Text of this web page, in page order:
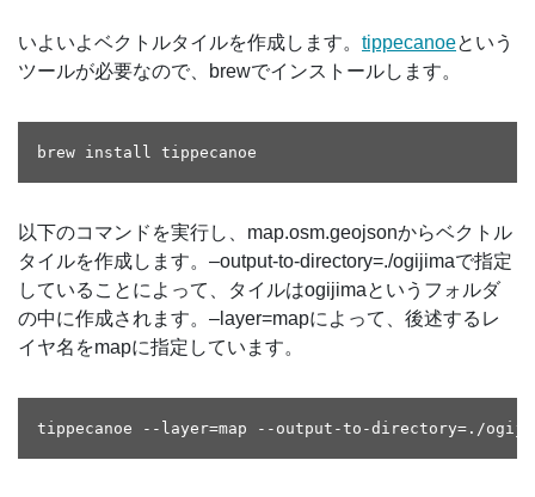
いよいよベクトルタイルを作成します。 tippecanoeという
ツールが必要なので、brewでインストールします。
以下のコマンドを実行し、map.osm.geojsonからベクトル
タイルを作成します。–output-to-directory=./ogijimaで指定
していることによって、タイルはogijimaというフォルダ
の中に作成されます。–layer=mapによって、後述するレ
イヤ名をmapに指定しています。